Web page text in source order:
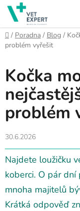
Přejít
obsah
Domů
/ Poradna / Blog /
problém vyřešit
Kočka
problém
30.6.2026
Najdete loužičku
koberci. O pár
mnoha majitelů
Krátká odpověď